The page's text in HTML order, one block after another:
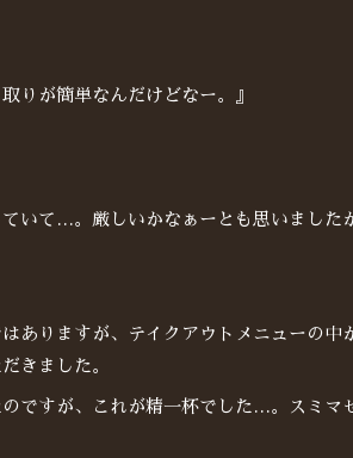
りが簡単なんだけどなー。』
いて…。厳しいかなぁーとも思いました
ありますが、テイクアウトメニューの
きました。
ですが、これが精一杯でした…。スミマ